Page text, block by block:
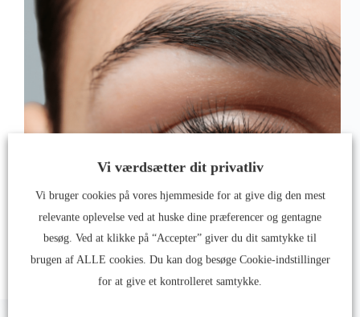
Vi værdsætter dit privatliv
Vi bruger cookies på vores hjemmeside for at give dig den mest
relevante oplevelse ved at huske dine præferencer og gentagne
besøg. Ved at klikke på “Accepter” giver du dit samtykke til
brugen af ALLE cookies. Du kan dog besøge Cookie-indstillinger
for at give et kontrolleret samtykke.